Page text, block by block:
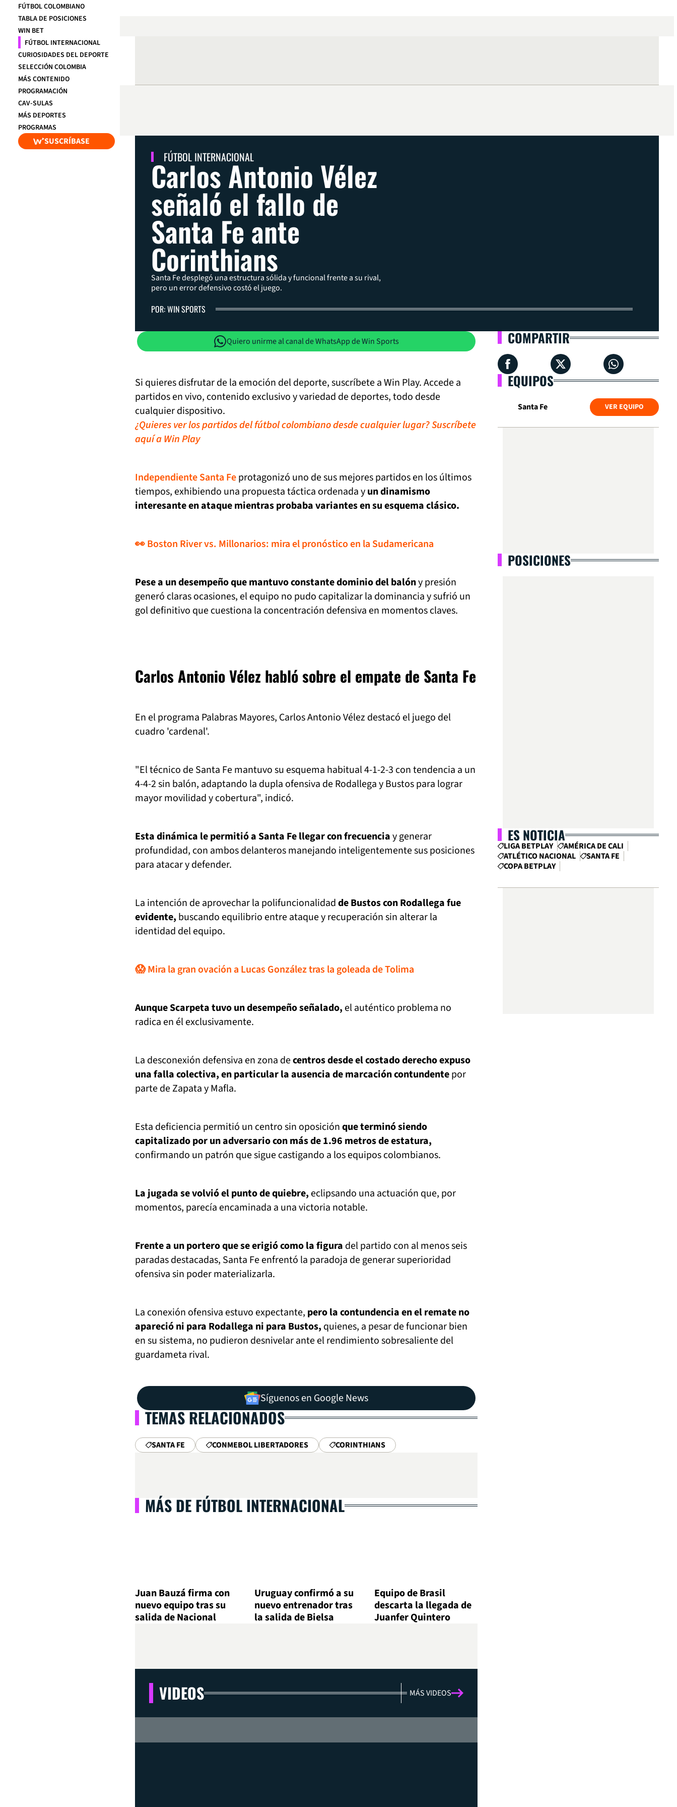
FÚTBOL COLOMBIANO
TABLA DE POSICIONES
WIN BET
FÚTBOL INTERNACIONAL
CURIOSIDADES DEL DEPORTE
SELECCIÓN COLOMBIA
MÁS CONTENIDO
PROGRAMACIÓN
CAV-SULAS
MÁS DEPORTES
PROGRAMAS
SUSCRÍBASE
FÚTBOL INTERNACIONAL
Carlos Antonio Vélez
señaló el fallo de
Santa Fe ante
Corinthians
Santa Fe desplegó una estructura sólida y funcional frente a su rival,
pero un error defensivo costó el juego.
POR: WIN SPORTS
Quiero unirme al canal de WhatsApp de Win Sports
Si quieres disfrutar de la emoción del deporte, suscríbete a Win Play. Accede a
partidos en vivo, contenido exclusivo y variedad de deportes, todo desde
cualquier dispositivo.
¿Quieres ver los partidos del fútbol colombiano desde cualquier lugar? Suscríbete
aquí a Win Play
Independiente Santa Feprotagonizó uno de sus mejores partidos en los últimos
tiempos, exhibiendo una propuesta táctica ordenada yun dinamismo
interesante en ataque mientras probaba variantes en su esquema clásico.
👀 Boston River vs. Millonarios: mira el pronóstico en la Sudamericana
Pese a un desempeño que mantuvo constante dominio del balóny presión
generó claras ocasiones, el equipo no pudo capitalizar la dominancia y sufrió un
gol definitivo que cuestiona la concentración defensiva en momentos claves.
Carlos Antonio Vélez habló sobre el empate de Santa Fe
En el programa Palabras Mayores, Carlos Antonio Vélez destacó el juego del
cuadro 'cardenal'.
"El técnico de Santa Fe mantuvo su esquema habitual 4-1-2-3 con tendencia a un
4-4-2 sin balón, adaptando la dupla ofensiva de Rodallega y Bustos para lograr
mayor movilidad y cobertura", indicó.
Esta dinámica le permitió a Santa Fe llegar con frecuenciay generar
profundidad, con ambos delanteros manejando inteligentemente sus posiciones
para atacar y defender.
La intención de aprovechar la polifuncionalidadde Bustos con Rodallega fue
evidente, buscando equilibrio entre ataque y recuperación sin alterar la
identidad del equipo.
😱 Mira la gran ovación a Lucas González tras la goleada de Tolima
Aunque Scarpeta tuvo un desempeño señalado, el auténtico problema no
radica en él exclusivamente.
La desconexión defensiva en zona decentros desde el costado derecho expuso
una falla colectiva, en particular la ausencia de marcación contundentepor
parte de Zapata y Mafla.
Esta deficiencia permitió un centro sin oposiciónque terminó siendo
capitalizado por un adversario con más de 1.96 metros de estatura,
confirmando un patrón que sigue castigando a los equipos colombianos.
La jugada se volvió el punto de quiebre, eclipsando una actuación que, por
momentos, parecía encaminada a una victoria notable.
Frente a un portero que se erigió como la figura del partido con al menos seis
paradas destacadas, Santa Fe enfrentó la paradoja de generar superioridad
ofensiva sin poder materializarla.
La conexión ofensiva estuvo expectante, pero la contundencia en el remate no
apareció ni para Rodallega ni para Bustos, quienes, a pesar de funcionar bien
en su sistema, no pudieron desnivelar ante el rendimiento sobresaliente del
guardameta rival.
Síguenos en Google News
TEMAS RELACIONADOS
SANTA FE CONMEBOL LIBERTADORES CORINTHIANS
MÁS DE FÚTBOL INTERNACIONAL
Juan Bauzá firma con
nuevo equipo tras su
salida de Nacional
Uruguay confirmó a su
nuevo entrenador tras
la salida de Bielsa
Equipo de Brasil
descarta la llegada de
Juanfer Quintero
VIDEOS MÁS VIDEOS
COMPARTIR
EQUIPOS
Santa Fe VER EQUIPO
POSICIONES
ES NOTICIA
LIGA BETPLAY
AMÉRICA DE CALI
ATLÉTICO NACIONAL
SANTA FE
COPA BETPLAY